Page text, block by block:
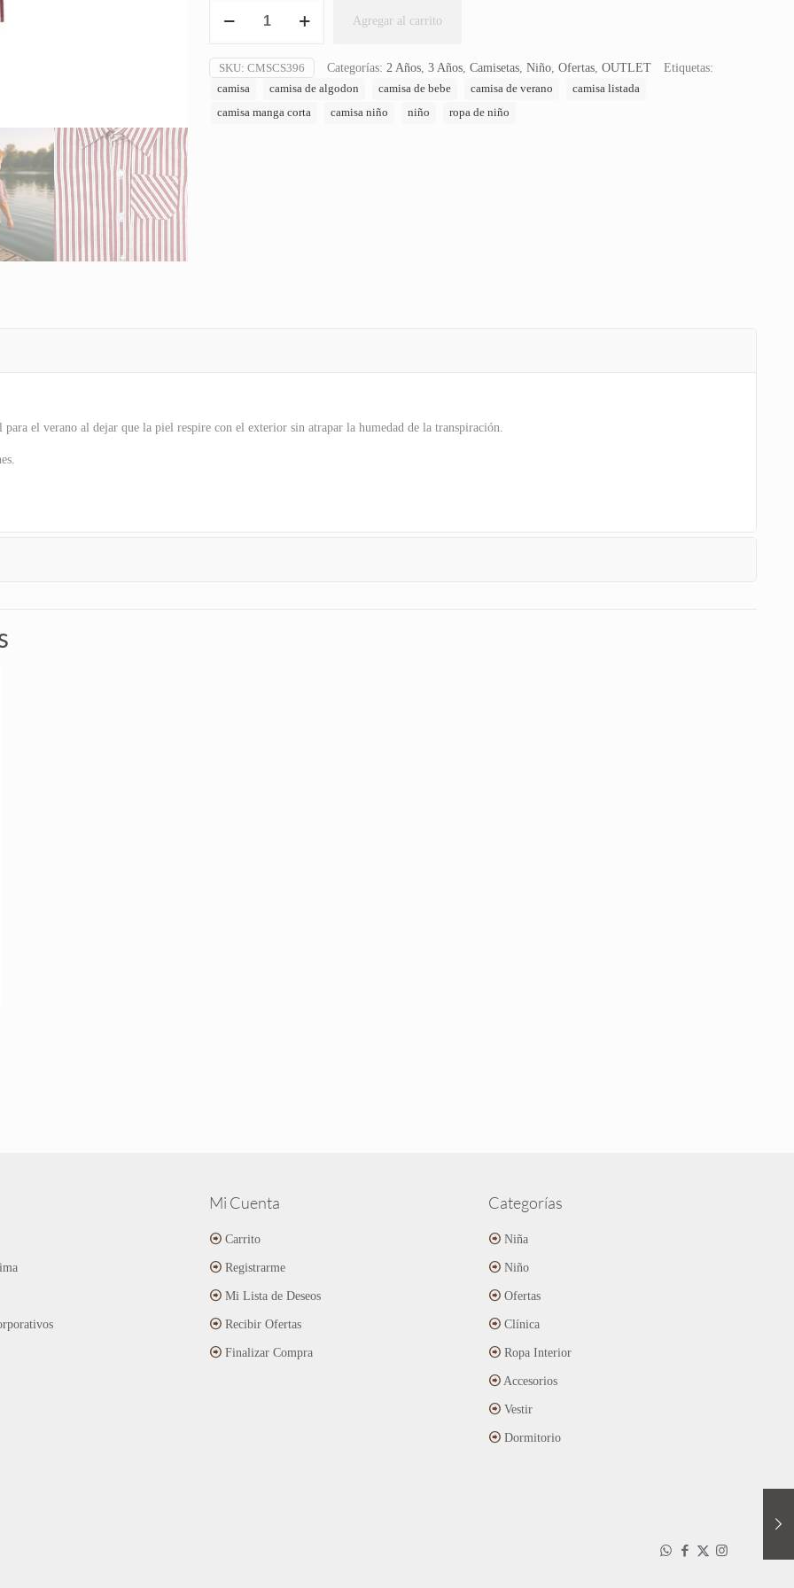
Kid
Corta
cantidad
Agregar al carrito
SKU: CMSCS396 Categorías: 2 Años, 3 Años, Camisetas, Niño, Ofertas, OUTLET Etiquetas:
camisa camisa de algodon camisa de bebe camisa de verano
camisa listada
camisa manga corta
camisa niño niño ropa de niño
el verano al dejar que la piel respire con el exterior sin atrapar la humedad de la transpiración.
Mi Cuenta
Carrito
Registrarme
Mi Lista de Deseos
Recibir Ofertas
Finalizar Compra
Categorías
Niña
Niño
Ofertas
Clínica
Ropa Interior
Accesorios
Vestir
Dormitorio